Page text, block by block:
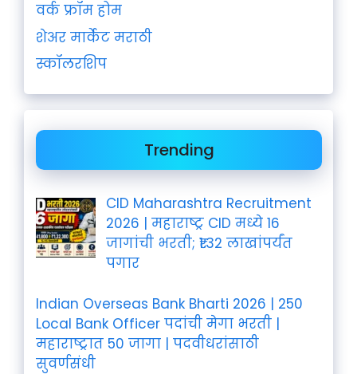
वर्क फ्रॉम होम
शेअर मार्केट मराठी
स्कॉलरशिप
Trending
CID Maharashtra Recruitment
2026 | महाराष्ट्र CID मध्ये 16
जागांची भरती; ₹1.32 लाखांपर्यंत
पगार
Indian Overseas Bank Bharti 2026 | 250
Local Bank Officer पदांची मेगा भरती |
महाराष्ट्रात 50 जागा | पदवीधरांसाठी
सुवर्णसंधी